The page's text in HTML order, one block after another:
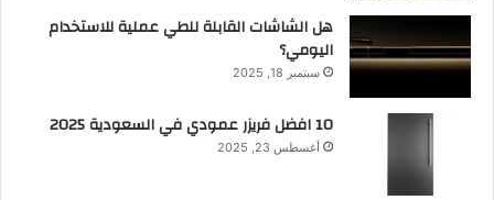
هل الشاشات القابلة للطي عملية للاستخدام
اليومي؟
سبتمبر 18, 2025
10 افضل فريزر عمودي​ في السعودية​ 2025
أغسطس 23, 2025